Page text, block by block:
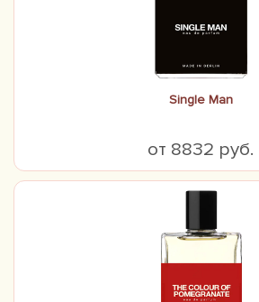
Single Man
от 8832 руб.